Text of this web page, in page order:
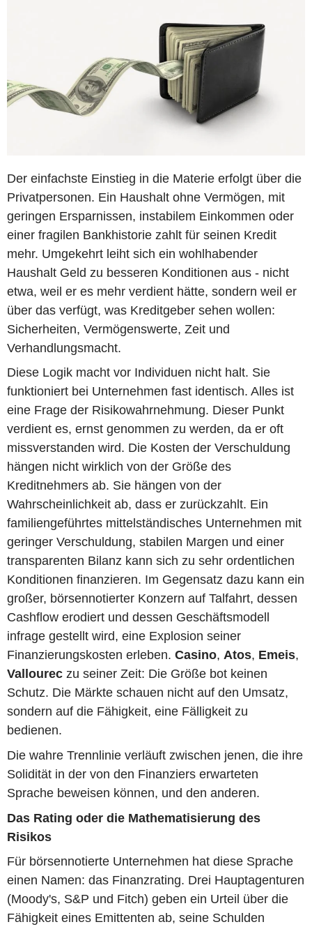
Der einfachste Einstieg in die Materie erfolgt über die
Privatpersonen. Ein Haushalt ohne Vermögen, mit
geringen Ersparnissen, instabilem Einkommen oder
einer fragilen Bankhistorie zahlt für seinen Kredit
mehr. Umgekehrt leiht sich ein wohlhabender
Haushalt Geld zu besseren Konditionen aus - nicht
etwa, weil er es mehr verdient hätte, sondern weil er
über das verfügt, was Kreditgeber sehen wollen:
Sicherheiten, Vermögenswerte, Zeit und
Verhandlungsmacht.
Diese Logik macht vor Individuen nicht halt. Sie
funktioniert bei Unternehmen fast identisch. Alles ist
eine Frage der Risikowahrnehmung. Dieser Punkt
verdient es, ernst genommen zu werden, da er oft
missverstanden wird. Die Kosten der Verschuldung
hängen nicht wirklich von der Größe des
Kreditnehmers ab. Sie hängen von der
Wahrscheinlichkeit ab, dass er zurückzahlt. Ein
familiengeführtes mittelständisches Unternehmen mit
geringer Verschuldung, stabilen Margen und einer
transparenten Bilanz kann sich zu sehr ordentlichen
Konditionen finanzieren. Im Gegensatz dazu kann ein
großer, börsennotierter Konzern auf Talfahrt, dessen
Cashflow erodiert und dessen Geschäftsmodell
infrage gestellt wird, eine Explosion seiner
Finanzierungskosten erleben. Casino, Atos, Emeis,
Vallourec zu seiner Zeit: Die Größe bot keinen
Schutz. Die Märkte schauen nicht auf den Umsatz,
sondern auf die Fähigkeit, eine Fälligkeit zu
bedienen.
Die wahre Trennlinie verläuft zwischen jenen, die ihre
Solidität in der von den Finanziers erwarteten
Sprache beweisen können, und den anderen.
Das Rating oder die Mathematisierung des
Risikos
Für börsennotierte Unternehmen hat diese Sprache
einen Namen: das Finanzrating. Drei Hauptagenturen
(Moody's, S&P und Fitch) geben ein Urteil über die
Fähigkeit eines Emittenten ab, seine Schulden